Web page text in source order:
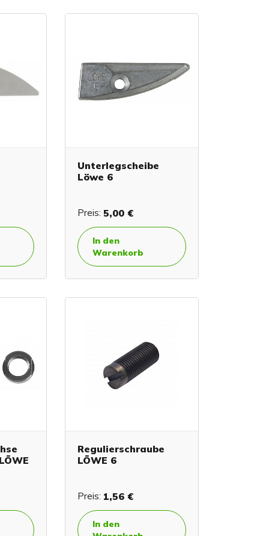
Unterlegscheibe
Löwe 6
Preis: 5,00 €
In den
Warenkorb
Regulierschraube
LÖWE 6
Preis: 1,56 €
In den